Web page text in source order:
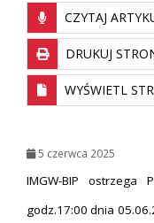
CZYTAJ
DRUKUJ
WYŚWIETL
5 czerwca 2025
IMGW-BIP ostrzega
godz.17:00 dnia